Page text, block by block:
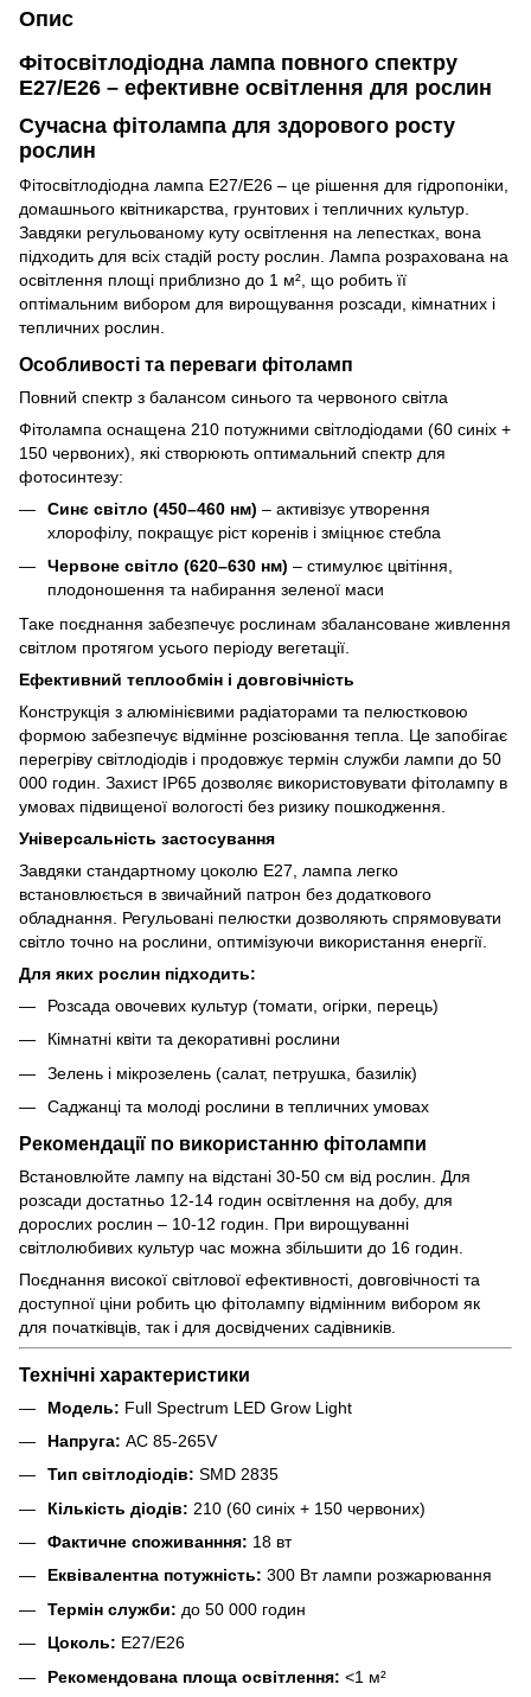
Опис
Фітосвітлодіодна лампа повного спектру
E27/E26 – ефективне освітлення для рослин
Сучасна фітолампа для здорового росту
рослин
Фітосвітлодіодна лампа E27/E26 – це рішення для гідропоніки,
домашнього квітникарства, грунтових і тепличних культур.
Завдяки регульованому куту освітлення на лепестках, вона
підходить для всіх стадій росту рослин. Лампа розрахована на
освітлення площі приблизно до 1 м², що робить її
оптімальним вибором для вирощування розсади, кімнатних і
тепличних рослин.
Особливості та переваги фітоламп
Повний спектр з балансом синього та червоного світла
Фітолампа оснащена 210 потужними світлодіодами (60 синіх +
150 червоних), які створюють оптимальний спектр для
фотосинтезу:
Синє світло (450–460 нм) – активізує утворення
хлорофілу, покращує ріст коренів і зміцнює стебла
Червоне світло (620–630 нм) – стимулює цвітіння,
плодоношення та набирання зеленої маси
Таке поєднання забезпечує рослинам збалансоване живлення
світлом протягом усього періоду вегетації.
Ефективний теплообмін і довговічність
Конструкція з алюмінієвими радіаторами та пелюстковою
формою забезпечує відмінне розсіювання тепла. Це запобігає
перегріву світлодіодів і продовжує термін служби лампи до 50
000 годин. Захист IP65 дозволяє використовувати фітолампу в
умовах підвищеної вологості без ризику пошкодження.
Універсальність застосування
Завдяки стандартному цоколю E27, лампа легко
встановлюється в звичайний патрон без додаткового
обладнання. Регульовані пелюстки дозволяють спрямовувати
світло точно на рослини, оптимізуючи використання енергії.
Для яких рослин підходить:
Розсада овочевих культур (томати, огірки, перець)
Кімнатні квіти та декоративні рослини
Зелень і мікрозелень (салат, петрушка, базилік)
Саджанці та молоді рослини в тепличних умовах
Рекомендації по використанню фітолампи
Встановлюйте лампу на відстані 30-50 см від рослин. Для
розсади достатньо 12-14 годин освітлення на добу, для
дорослих рослин – 10-12 годин. При вирощуванні
світлолюбивих культур час можна збільшити до 16 годин.
Поєднання високої світлової ефективності, довговічності та
доступної ціни робить цю фітолампу відмінним вибором як
для початківців, так і для досвідчених садівників.
Технічні характеристики
Модель: Full Spectrum LED Grow Light
Напруга: AC 85-265V
Тип світлодіодів: SMD 2835
Кількість діодів: 210 (60 синіх + 150 червоних)
Фактичне споживанння: 18 вт
Еквівалентна потужність: 300 Вт лампи розжарювання
Термін служби: до 50 000 годин
Цоколь: E27/E26
Рекомендована площа освітлення: <1 м²